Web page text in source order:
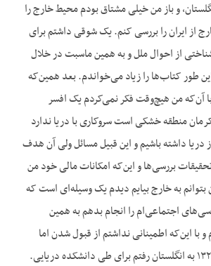
و باز من خیلی مشتاق بودم محیط خارج را
از ایران را بررسی کنم. یک شوقی داشتم برای
از احوال ملل و به همین ماسبت در خلال
طور کتاب‌ها را زیاد می‌خواندم. بعد همین‌که
آن‌که من هیچ‌وقت فکر نمی‌کردم یک افسر
منطقه خشکی است سروکاری با دریا ندارد
دریا داشته باشیم و این قبیل مسائل ولی آن هدف
بررسی‌ها و این‌که امکانات مالی خود من
بتوانم به خارج بیایم دیدم یک وسیله‌ای است که
اجتماعی‌ام را انجام بدهم به همین
با این‌که اطمینانی نداشتم از قبول شدن اما
قبول شدم و در سال ۱۳۲۸ به انگلستان رفتم برای طی دانشکده دریایی.